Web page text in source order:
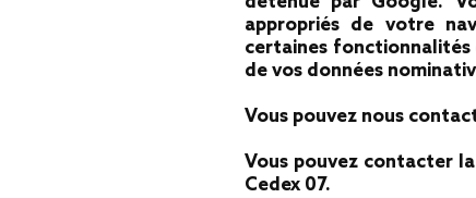
appropriés de votre
certaines fonctionnalités
de vos données
Vous pouvez nous
Vous pouvez contacter
Cedex 07.